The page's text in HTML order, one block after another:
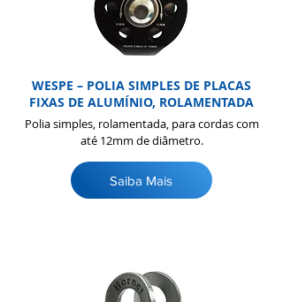
WESPE – POLIA SIMPLES DE PLACAS
FIXAS DE ALUMÍNIO, ROLAMENTADA
Polia simples, rolamentada, para cordas com
até 12mm de diâmetro.
Saiba Mais